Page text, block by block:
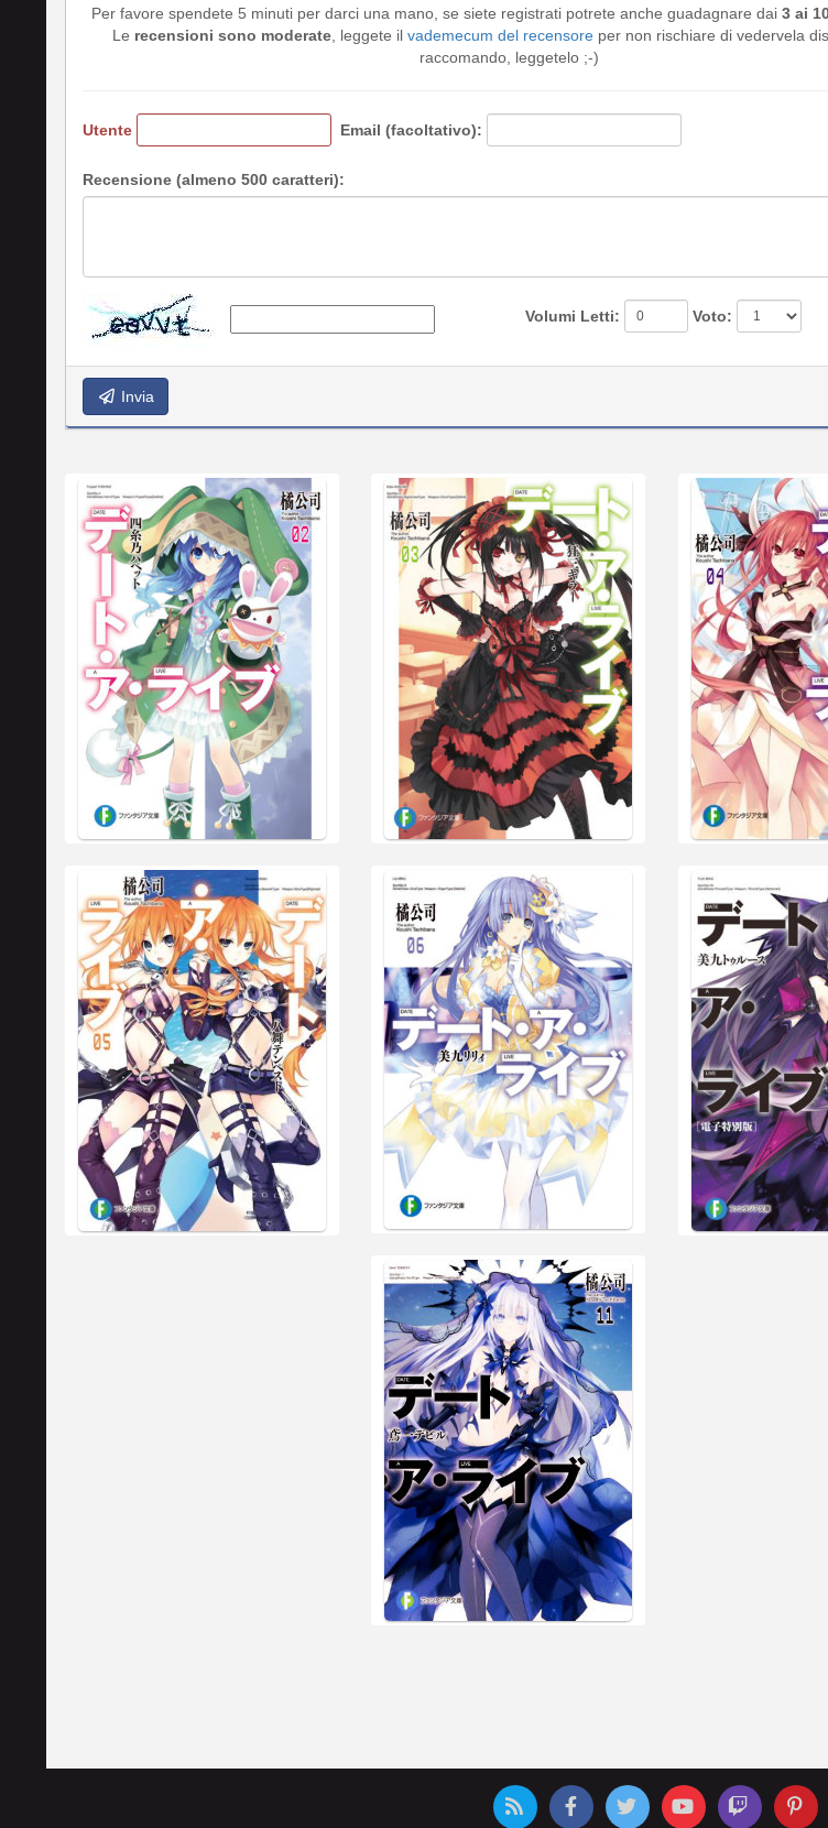
Per favore spendete 5 minuti per darci una mano, se siete registrati potrete anche guadagnare dai 3 ai
Le recensioni sono moderate , leggete il vademecum del recensore per non rischiare di vedervela
raccomando, leggetelo ;-)
Utente Email (facoltativo):
Recensione (almeno 500 caratteri):
Volumi Letti:
Voto:
Invia